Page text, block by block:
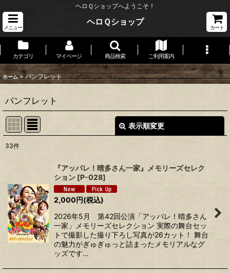
ヘロＱショップへようこそ！
メニュー
ヘロＱショップ
カート
カテゴリ マイページ 商品検索 ご利用案内
ホーム > パンフレット
パンフレット
表示順変更
並び順:
絞り込む
33件
『アッパレ！晴多さん一家』メモリーズセレク
ション [P-028]
2,000円(税込)
2026年5月 第42回公演「アッパレ！晴多さん
一家」メモリーズセレクション 実際の舞台セッ
トで撮影した撮り下ろし写真が26カット！ 舞台
の魅力がぎゅぎゅっと詰まったメモリアルなグ
ッズです…